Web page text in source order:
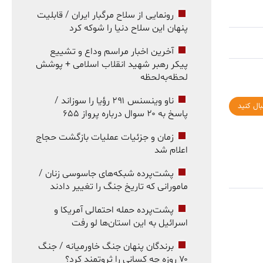
کنید
رونمایی از سلاح مرگبار ایران / قابلیت
پنهان این سلاح دنیا را شوکه کرد
آخرین اخبار مراسم وداع و تشییع
پیکر رهبر شهید انقلاب اسلامی + پوشش
لحظه‌به‌لحظه
ناو وینسنس ۲۹۱ رؤیا را سوزاند /
پاسخ به ۲۰ سوال درباره پرواز ۶۵۵
زمان و جزئیات عملیات بازگشت حجاج
اعلام شد
پشت‌پرده شبکه‌های جاسوسی زنان /
مامورانی که تاریخ جنگ را تغییر دادند
پشت‌پرده حمله احتمالی آمریکا و
اسرائیل به این استان‌ها لو رفت
برندگان پنهان جنگ خاورمیانه / جنگ
۷۰ روزه چه کسانی را ثروتمند کرد؟